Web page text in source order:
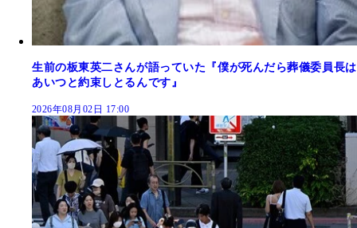
生前の板東英二さんが語っていた『僕が死んだら葬儀委員長は
あいつと約束しとるんです』
2026年08月02日 17:00